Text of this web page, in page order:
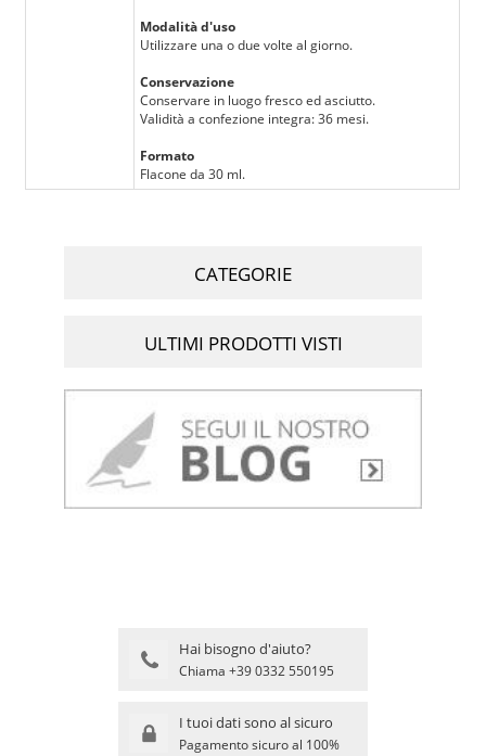
Modalità d'uso
Utilizzare una o due volte al giorno.
Conservazione
Conservare in luogo fresco ed asciutto.
Validità a confezione integra: 36 mesi.
Formato
Flacone da 30 ml.
CATEGORIE
ULTIMI PRODOTTI VISTI
Hai bisogno d'aiuto?
Chiama +39 0332 550195
I tuoi dati sono al sicuro
Pagamento sicuro al 100%